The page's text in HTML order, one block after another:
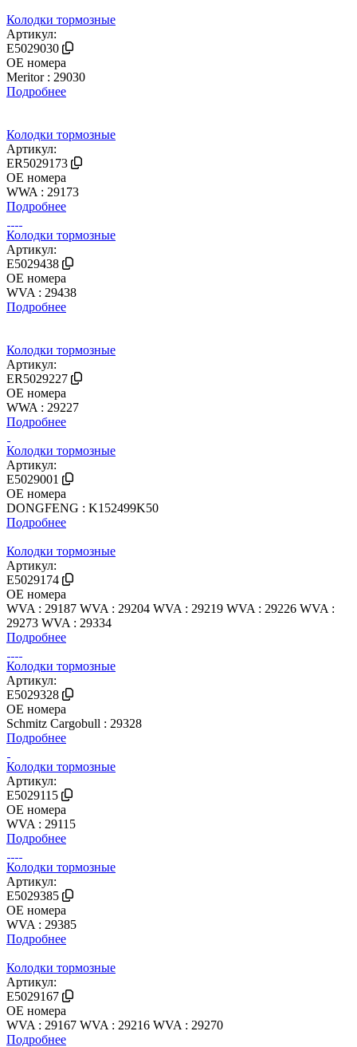
Колодки тормозные
Артикул:
E5029030
OE номера
Meritor : 29030
Подробнее
Колодки тормозные
Артикул:
ER5029173
OE номера
WWA : 29173
Подробнее
Колодки тормозные
Артикул:
E5029438
OE номера
WVA : 29438
Подробнее
Колодки тормозные
Артикул:
ER5029227
OE номера
WWA : 29227
Подробнее
Колодки тормозные
Артикул:
E5029001
OE номера
DONGFENG : K152499K50
Подробнее
Колодки тормозные
Артикул:
E5029174
OE номера
WVA : 29187 WVA : 29204 WVA : 29219 WVA : 29226 WVA :
29273 WVA : 29334
Подробнее
Колодки тормозные
Артикул:
E5029328
OE номера
Schmitz Cargobull : 29328
Подробнее
Колодки тормозные
Артикул:
E5029115
OE номера
WVA : 29115
Подробнее
Колодки тормозные
Артикул:
E5029385
OE номера
WVA : 29385
Подробнее
Колодки тормозные
Артикул:
E5029167
OE номера
WVA : 29167 WVA : 29216 WVA : 29270
Подробнее